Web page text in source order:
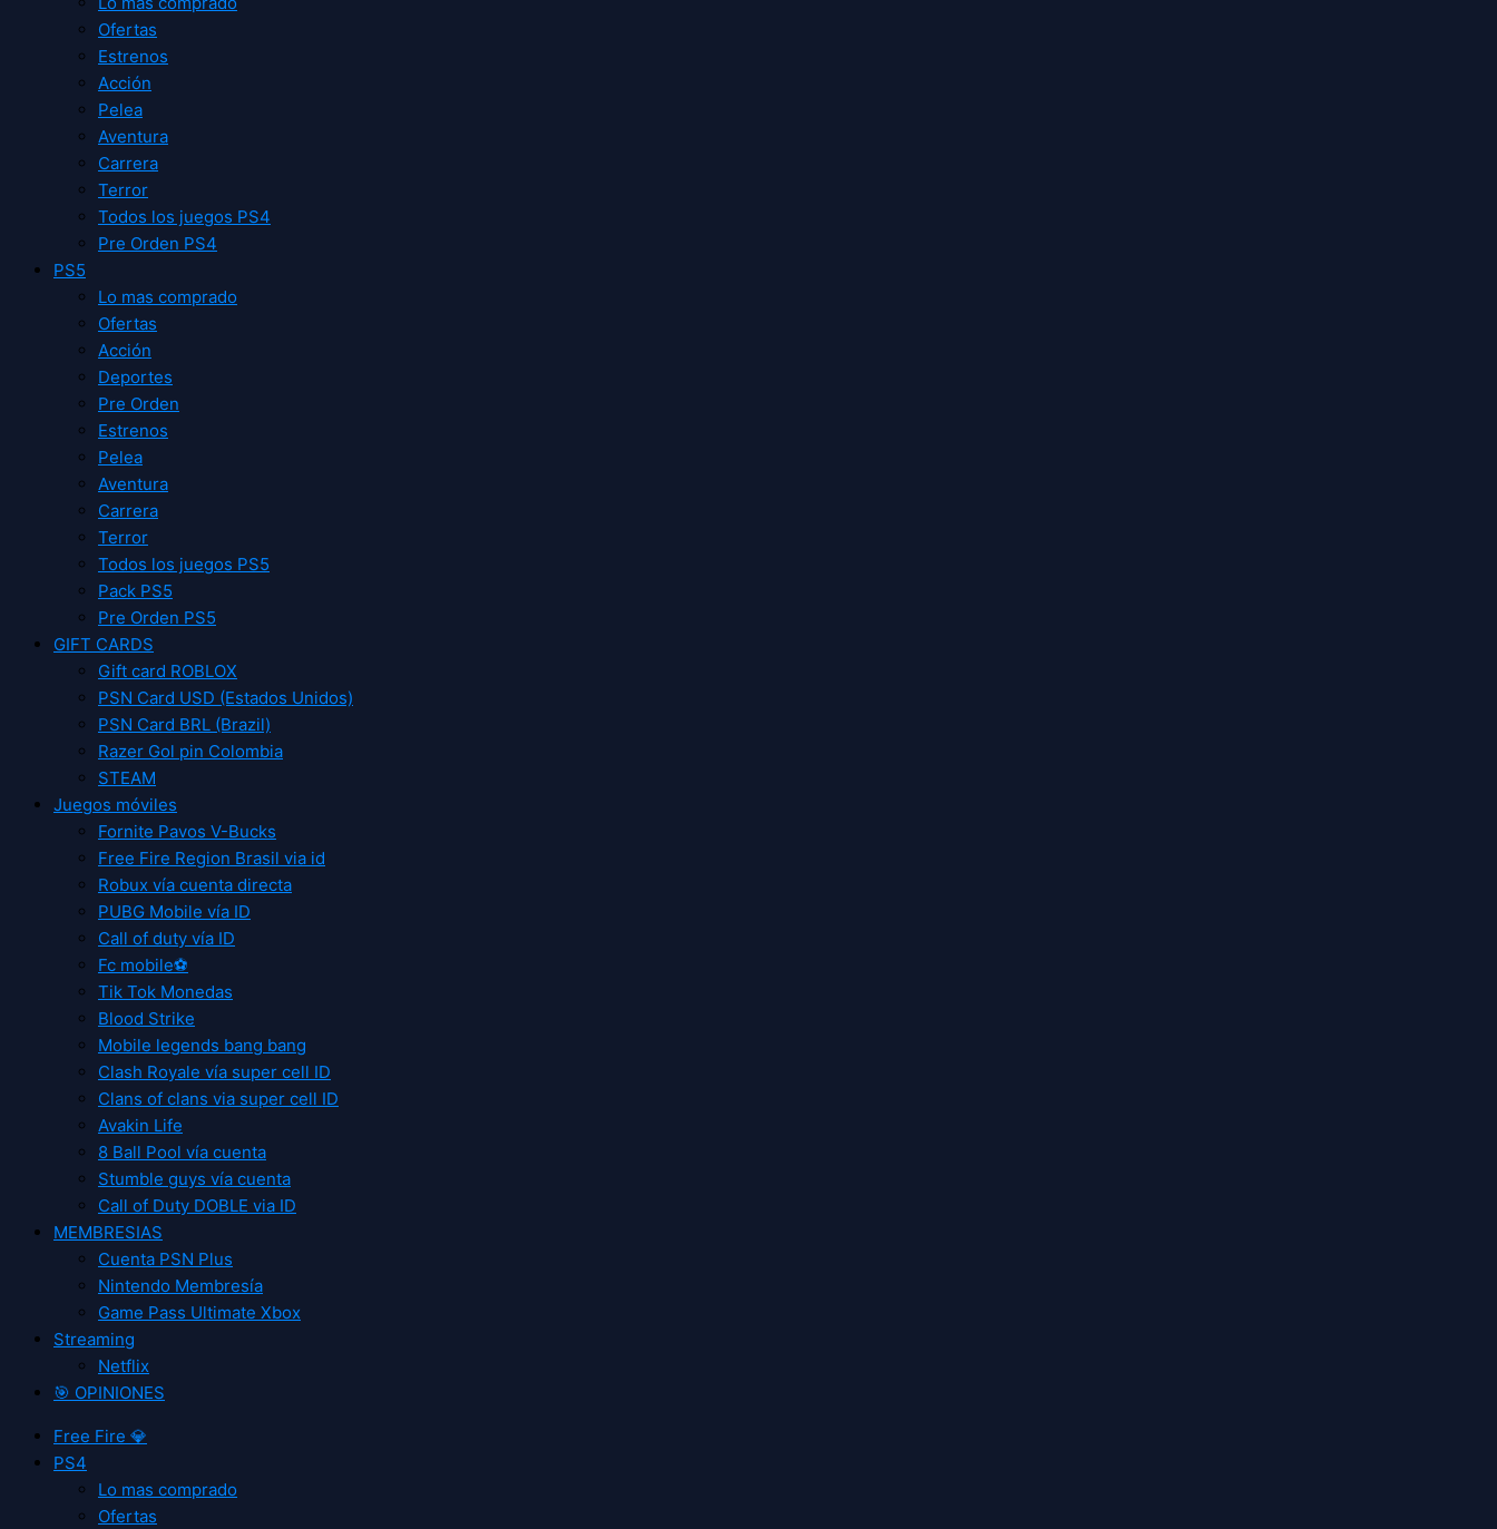
Ofertas
Estrenos
Acción
Pelea
Aventura
Carrera
Terror
Todos los juegos PS4
Pre Orden PS4
PS5
Lo mas comprado
Ofertas
Acción
Deportes
Pre Orden
Estrenos
Pelea
Aventura
Carrera
Terror
Todos los juegos PS5
Pack PS5
Pre Orden PS5
GIFT CARDS
Gift card ROBLOX
PSN Card USD (Estados Unidos)
PSN Card BRL (Brazil)
Razer Gol pin Colombia
STEAM
Juegos móviles
Fornite Pavos V-Bucks
Free Fire Region Brasil via id
Robux vía cuenta directa
PUBG Mobile vía ID
Call of duty vía ID
Fc mobile⚽
Tik Tok Monedas
Blood Strike
Mobile legends bang bang
Clash Royale vía super cell ID
Clans of clans via super cell ID
Avakin Life
8 Ball Pool vía cuenta
Stumble guys vía cuenta
Call of Duty DOBLE via ID
MEMBRESIAS
Cuenta PSN Plus
Nintendo Membresía
Game Pass Ultimate Xbox
Streaming
Netflix
🎯 OPINIONES
Free Fire 💎
PS4
Lo mas comprado
Ofertas